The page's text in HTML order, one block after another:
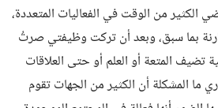
الكثير من الوقت في الفعاليات المتعددة،
بما سبق، وبعد أن تركت وظيفتي صرتُ
تضيف المتعة أو العلم أو حتى العلاقات
ما المشكلة أن الكثير من الجهات تقوم